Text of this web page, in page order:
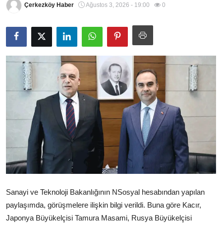
Ekonomi Haberleri
Magazin Haberleri
Spor Haberleri
Teknoloji Haberleri
Dünya Haberleri
Çerkezköy
Çerkezköy Haber Ağustos 3, 2026 - 19:00 0
Sanayi ve Teknoloji Bakanlığının NSosyal hesabından yapılan
paylaşımda, görüşmelere ilişkin bilgi verildi. Buna göre Kacır,
Japonya Büyükelçisi Tamura Masami, Rusya Büyükelçisi